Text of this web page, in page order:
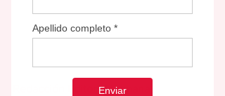
Redacción Editorial Semana